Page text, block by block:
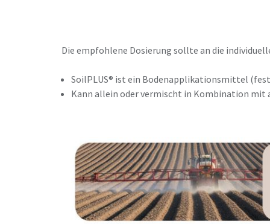
Die empfohlene Dosierung sollte an die
SoilPLUS® ist ein Bodenapplikationsmittel
Kann allein oder vermischt in Kombination mit